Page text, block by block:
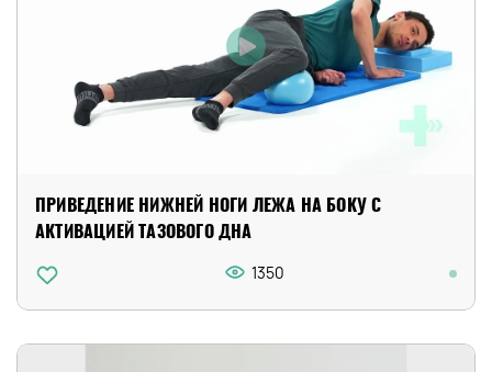
ПРИВЕДЕНИЕ НИЖНЕЙ НОГИ ЛЕЖА НА БОКУ С
АКТИВАЦИЕЙ ТАЗОВОГО ДНА
1350